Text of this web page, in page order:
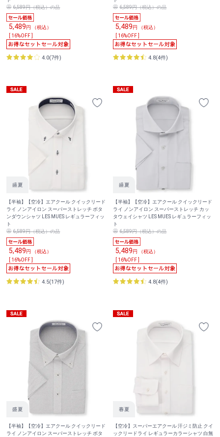
6,589円（税込）の品
5,489円 （税込）
[ 16%OFF ]
4.0(7件)
6,589円（税込）の品
5,489円 （税込）
[ 16%OFF ]
4.8(4件)
【半袖】【空冷】エアクール クイックリード
ライ ノンアイロン スーパーストレッチ ボタ
ンダウンシャツ LES MUES レギュラーフィッ
ト
6,589円（税込）の品
5,489円 （税込）
[ 16%OFF ]
4.5(17件)
【半袖】【空冷】エアクール クイックリード
ライ ノンアイロン スーパーストレッチ カッ
タウェイシャツ LES MUES レギュラーフィッ
ト
6,589円（税込）の品
5,489円 （税込）
[ 16%OFF ]
4.8(4件)
【半袖】【空冷】エアクール クイックリード
ライ ノンアイロン スーパーストレッチ ボタ
【空冷】スーパーエアクール 汗ジミ防止 クイ
ックリードライ レギュラーカラーシャツ 白無